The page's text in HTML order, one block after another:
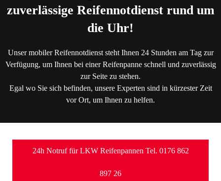
zuverlässige Reifennotdienst rund um
die Uhr!
Unser mobiler Reifennotdienst steht Ihnen 24 Stunden am Tag zur
Verfügung, um Ihnen bei einer Reifenpanne schnell und zuverlässig
zur Seite zu stehen.
Egal wo Sie sich befinden, unsere Experten sind in kürzester Zeit
vor Ort, um Ihnen zu helfen.
24h Notruf für LKW Reifenpannen Tel. 0176 862
897 26